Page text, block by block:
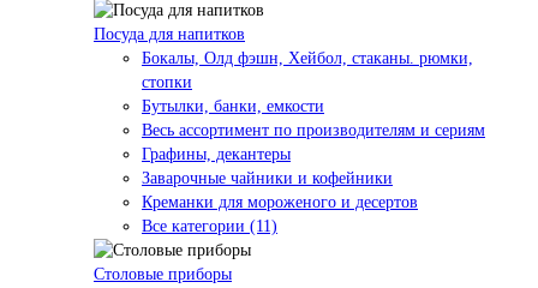
Посуда для напитков
Бокалы, Олд фэшн, Хейбол, стаканы. рюмки,
стопки
Бутылки, банки, емкости
Весь ассортимент по производителям и сериям
Графины, декантеры
Заварочные чайники и кофейники
Креманки для мороженого и десертов
Все категории (11)
Столовые приборы